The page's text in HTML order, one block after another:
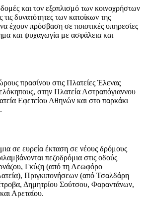
και τον εξοπλισμό των κοινοχρήστων
δυνατότητες των κατοίκων της
έχουν πρόσβαση σε ποιοτικές υπηρεσίες
και ψυχαγωγία με ασφάλεια και
πρασίνου στις Πλατείες Έλενας
στην Πλατεία Αστραπόγιαννου
Εφετείου Αθηνών και στο παρκάκι
σε ευρεία έκταση σε νέους δρόμους
πεζοδρόμια στις οδούς
Γκύζη (από τη Λεωφόρο
Πριγκιπονήσεων (από Τσαλδάρη
Δημητρίου Σούτσου, Φαραντάνων,
Αρεταίου.